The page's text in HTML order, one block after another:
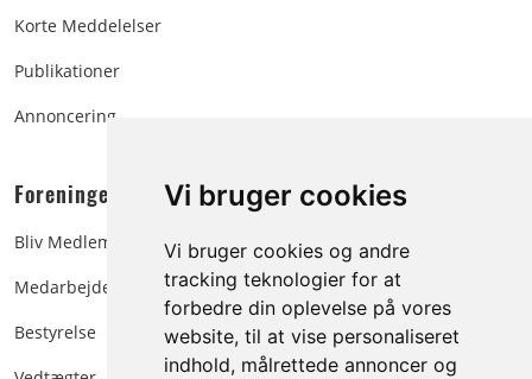
Vi bruger cookies
Vi bruger cookies og andre
tracking teknologier for at
forbedre din oplevelse på vores
website, til at vise personaliseret
indhold, målrettede annoncer og
Korte Meddelelser
Publikationer
Annoncering
Foreningen:
Bliv Medlem
Medarbejdere
Bestyrelse